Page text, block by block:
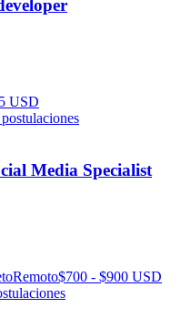
USD
postulaciones
Media Specialist
Remoto$700 - $900 USD